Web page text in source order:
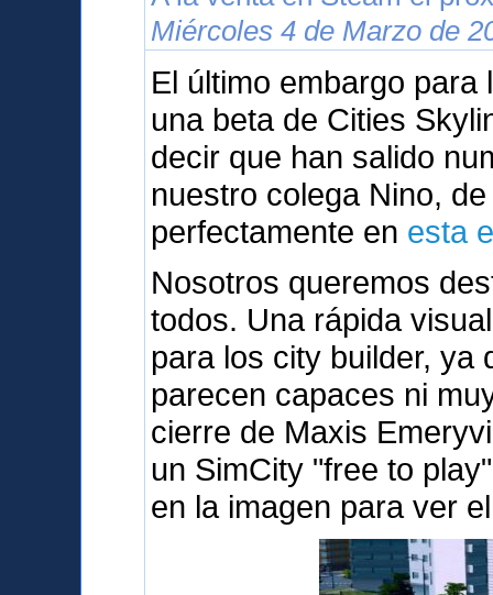
Miércoles 4 de Marzo de
El último embargo
una beta de Cities
decir que han salido
nuestro colega Nino,
perfectamente en esta
Nosotros queremos
todos. Una rápida
para los city builder, ya
parecen capaces ni
cierre de Maxis
un SimCity "free to
en la imagen para ver